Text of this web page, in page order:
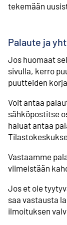
tekemään
Palaute ja
Jos huomaat
sivulla, kerro
puutteiden
Voit antaa
sähköpostitse
haluat antaa
Vastaamme
viimeistään
Jos et ole
saa vastausta
ilmoituksen